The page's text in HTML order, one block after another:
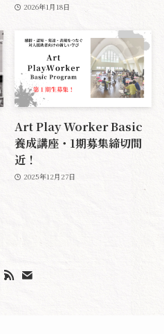
2026年1月18日
Art Play Worker Basic
養成講座・1期募集締切間
近！
2025年12月27日